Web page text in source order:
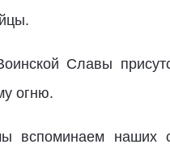
Славы
огню.
вспоминаем наших